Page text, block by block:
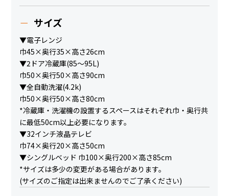
サイズ
▼電子レンジ
巾45×奥行35×高さ26cm
▼2ドア冷蔵庫(85～95L)
巾50×奥行50×高さ90cm
▼全自動洗濯(4.2k)
巾50×奥行50×高さ80cm
*冷蔵庫・洗濯機の設置するスペースはそれぞれ巾・奥行共
に最低50cm以上必要になります。
▼32インチ液晶テレビ
巾74×奥行20×高さ50cm
▼シングルベッド 巾100×奥行200×高さ85cm
*サイズは多少の変更がある場合があります。
(サイズのご指定は出来ませんのでご了承ください)